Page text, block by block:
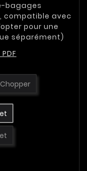
bagages
compatible avec
pour une
séparément)
Chopper